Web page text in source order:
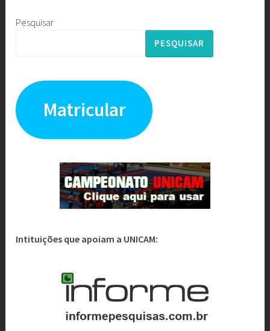
Pesquisar
PESQUISAR
Matricular
Intituições que apoiam a UNICAM: